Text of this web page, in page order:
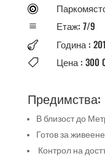

a Етаж: 7/9
 Година :
 Цена : 300
Предимства:
В близост до
Готов за живеене
Контрол на